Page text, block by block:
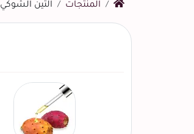
المنتجات التين الشوكي